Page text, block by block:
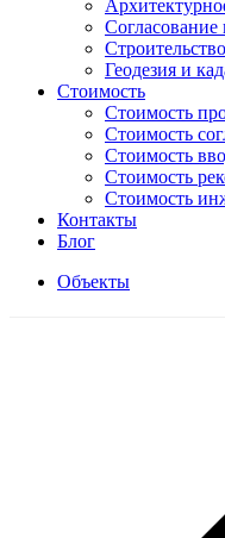
Согласование
Геодезия и
Стоимость
Стоимость
Стоимость
Стоимость
Стоимость
Стоимость
Контакты
Блог
Объекты